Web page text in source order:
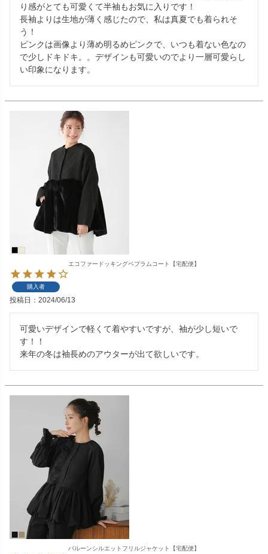
り感がとても可愛くて半袖もお気に入りです！
長袖よりは生地が薄く感じたので、私は真夏でも着られそ
う！
ピンクは画像より薄め明るめピンクで、いつも着ない色なの
で少しドキドキ。。デザインも可愛いのでより一層可愛らし
い印象になります。
エコファードッキングペプラムコート【宅配便】
購入者
投稿日 2024/06/13
可愛いデザインで軽くて着やすいですが、袖が少し短いで
す！！
来年の冬は袖長めのアウターが出て欲しいです。
バルーンシルエットフリルジャケット【宅配便】